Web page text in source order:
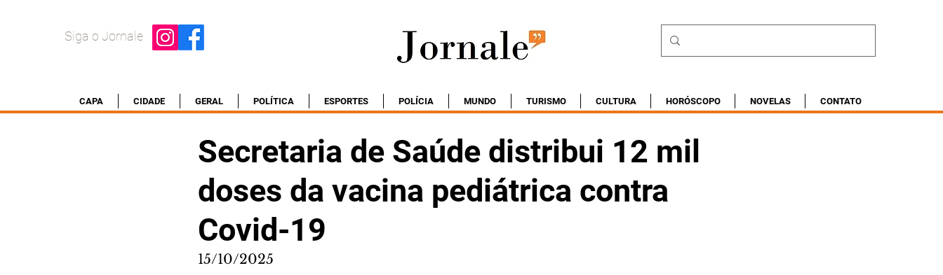
Siga o Jornale
CAPA CIDADE GERAL POLÍTICA ESPORTES POLÍCIA MUNDO TURISMO CULTURA HORÓSCOPO NOVELAS CONTATO
Secretaria de Saúde distribui 12 mil
doses da vacina pediátrica contra
Covid-19
15/10/2025